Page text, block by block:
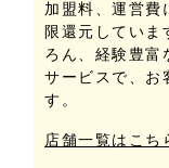
加盟料、運営費
限還元していま
ろん、経験豊富
サービスで、お
す。
店舗一覧はこち